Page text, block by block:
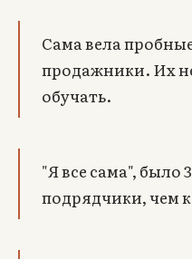
Сама вела
продажники. Их
обучать.
"Я все сама", было
подрядчики, чем